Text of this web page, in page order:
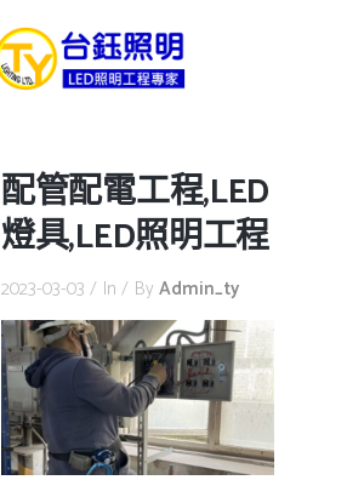
配管配電工程,LED
燈具,LED照明工程
2023-03-03 In By Admin_ty